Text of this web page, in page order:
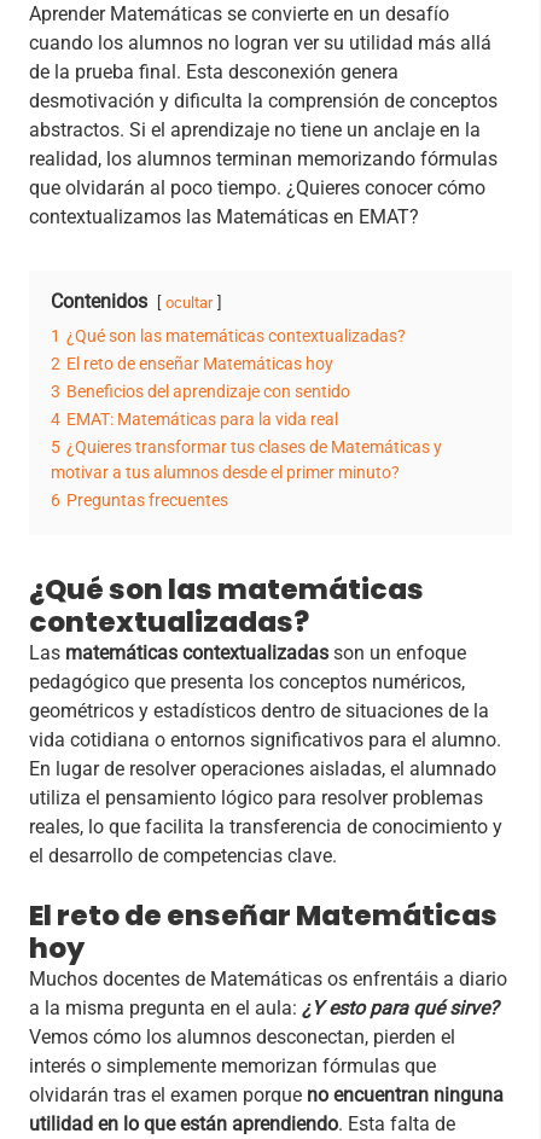
Aprender Matemáticas se convierte en un desafío
cuando los alumnos no logran ver su utilidad más allá
de la prueba final. Esta desconexión genera
desmotivación y dificulta la comprensión de conceptos
abstractos. Si el aprendizaje no tiene un anclaje en la
realidad, los alumnos terminan memorizando fórmulas
que olvidarán al poco tiempo. ¿Quieres conocer cómo
contextualizamos las Matemáticas en EMAT?
Contenidos ocultar
1 ¿Qué son las matemáticas contextualizadas?
2 El reto de enseñar Matemáticas hoy
3 Beneficios del aprendizaje con sentido
4 EMAT: Matemáticas para la vida real
5 ¿Quieres transformar tus clases de Matemáticas y
motivar a tus alumnos desde el primer minuto?
6 Preguntas frecuentes
¿Qué son las matemáticas
contextualizadas?
Las matemáticas contextualizadas son un enfoque
pedagógico que presenta los conceptos numéricos,
geométricos y estadísticos dentro de situaciones de la
vida cotidiana o entornos significativos para el alumno.
En lugar de resolver operaciones aisladas, el alumnado
utiliza el pensamiento lógico para resolver problemas
reales, lo que facilita la transferencia de conocimiento y
el desarrollo de competencias clave.
El reto de enseñar Matemáticas
hoy
Muchos docentes de Matemáticas os enfrentáis a diario
a la misma pregunta en el aula: ¿Y esto para qué sirve?
Vemos cómo los alumnos desconectan, pierden el
interés o simplemente memorizan fórmulas que
olvidarán tras el examen porque no encuentran ninguna
utilidad en lo que están aprendiendo. Esta falta de